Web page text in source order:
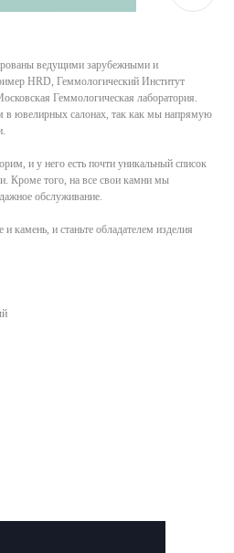
ведущими зарубежными и
HRD, Геммологический Институт
Геммологическая лаборатория.
в ювелирных салонах, так как мы напрямую
и у него есть почти уникальный список
Кроме того, на все свои камни мы
обслуживание.
камень, и станьте обладателем изделия